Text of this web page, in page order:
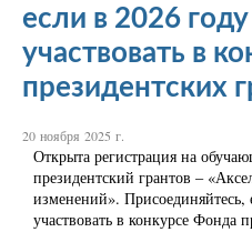
если в 2026
участвовать в
президентских
20 ноября 2025 г.
Открыта регистрация на
президентский грантов –
изменений». Присоединяйтесь,
участвовать в конкурсе Фонда